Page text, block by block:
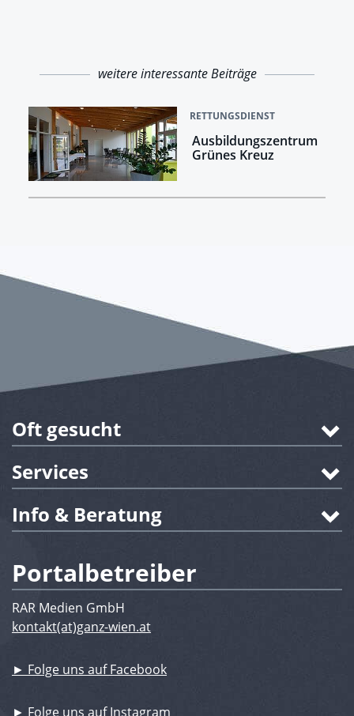
weitere interessante Beiträge
RETTUNGSDIENST
Ausbildungszentrum
Grünes Kreuz
Oft gesucht
Services
Info & Beratung
Portalbetreiber
RAR Medien GmbH
kontakt(at)ganz-wien.at
► Folge uns auf Facebook
► Folge uns auf Instagram